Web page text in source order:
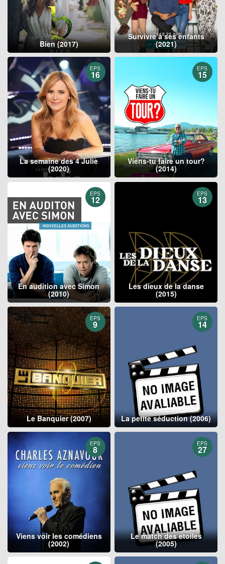
Bien (2017)
Survivre à ses enfants
(2021)
EPS
16
La semaine des 4 Julie
(2020)
EPS
15
Viens-tu faire un tour?
(2014)
EPS
12
En audition avec Simon
(2010)
EPS
13
Les dieux de la danse
(2015)
EPS
9
Le Banquier (2007)
EPS
14
La petite séduction (2006)
EPS
8
Viens voir les comédiens
(2002)
EPS
27
Le match des étoiles
(2005)